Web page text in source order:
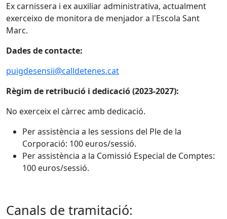
Ex carnissera i ex auxiliar administrativa, actualment
exerceixo de monitora de menjador a l'Escola Sant
Marc.
Dades de contacte:
puigdesensii@calldetenes.cat
Règim de retribució i dedicació (2023-2027):
No exerceix el càrrec amb dedicació.
Per assistència a les sessions del Ple de la
Corporació: 100 euros/sessió.
Per assistència a la Comissió Especial de Comptes:
100 euros/sessió.
Canals de tramitació: